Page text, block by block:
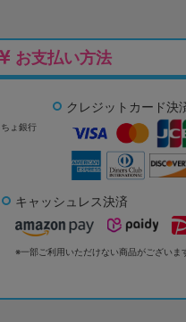
お支払い方法
ょ銀行
クレジットカード決
キャッシュレス決済
※一部ご利用いただけない商品がございま